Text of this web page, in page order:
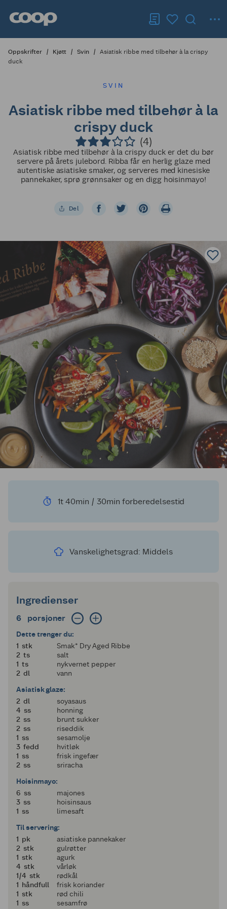
Oppskrifter Kjøtt Svin
Asiatisk ribbe med tilbehør à la crispy
duck
SVIN
Asiatisk ribbe med tilbehør à la
crispy duck
(4)
Asiatisk ribbe med tilbehør à la crispy duck er det du bør
servere på årets julebord. Ribba får en herlig glaze med
autentiske asiatiske smaker, og serveres med kinesiske
pannekaker, sprø grønnsaker og en digg hoisinmayo!
Del
1t 40min / 30min forberedelsestid
Vanskelighetsgrad: Middels
Ingredienser
6 porsjoner
6 porsjoner
Dette trenger du:
11 stk
Smak* Dry Aged Ribbe
2
2 ts
salt
11 ts
nykvernet pepper
2
2 dl
vann
Asiatisk glaze:
2
2 dl
soyasaus
4
4 ss
honning
2
2 ss
brunt sukker
2
2 ss
riseddik
11 ss
sesamolje
3
3 fedd
hvitløk
11 ss
frisk ingefær
2
2 ss
sriracha
Hoisinmayo:
6
6 ss
majones
3
3 ss
hoisinsaus
11 ss
limesaft
Til servering:
11 pk
asiatiske pannekaker
2
2 stk
gulrøtter
11 stk
agurk
4
4 stk
vårløk
en fjerdedel
1/4 stk
rødkål
11 håndfull
frisk koriander
11 stk
rød chili
11 ss sesamfrø